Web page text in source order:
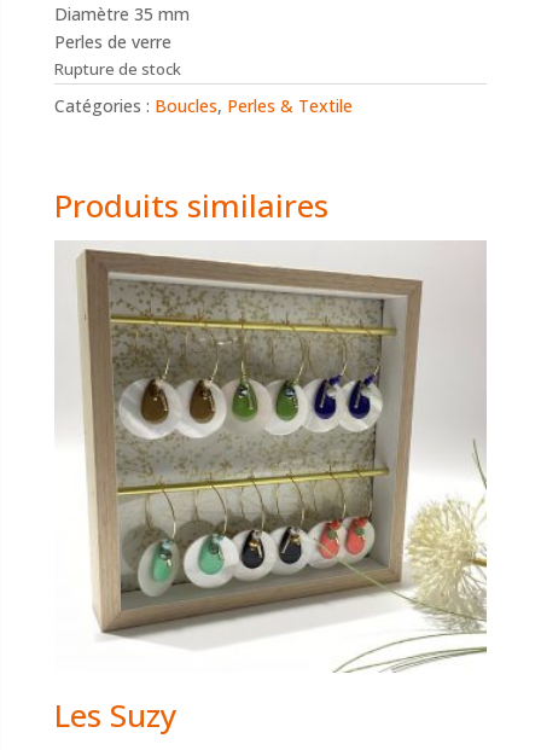
Diamètre 35 mm
Perles de verre
Rupture de stock
Catégories : Boucles, Perles & Textile
Produits similaires
Les Suzy